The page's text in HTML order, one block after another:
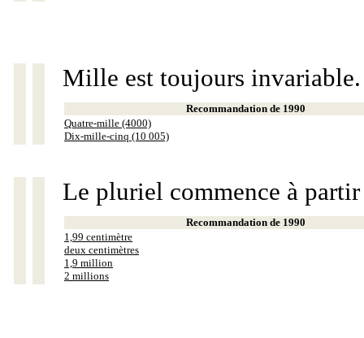
Mille est toujours invariable.
Recommandation de 1990
Quatre-mille (4000)
Dix-mille-cinq (10 005)
Le pluriel commence à
Recommandation de 1990
1,99 centimètre
deux centimètres
1,9 million
2 millions